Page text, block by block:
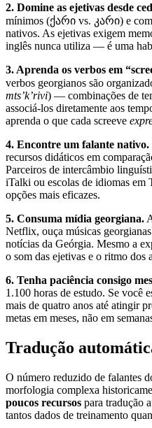
2. Domine as ejetivas desde
mínimos (ქარი vs. კარი) e
nativos. As ejetivas exigem
inglês nunca utiliza — é uma
3. Aprenda os verbos em
verbos georgianos são
mts’k’rivi) — combinações de
associá-los diretamente aos
aprenda o que cada screeve
4. Encontre um falante nativo.
recursos didáticos em
Parceiros de intercâmbio
iTalki ou escolas de idiomas em
opções mais eficazes.
5. Consuma mídia georgiana.
Netflix, ouça músicas
notícias da Geórgia. Mesmo a
o som das ejetivas e o ritmo dos
6. Tenha paciência consigo
1.100 horas de estudo. Se você
mais de quatro anos até atingir
metas em meses, não em
Tradução
O número reduzido de falantes
morfologia complexa
poucos recursos para tradução
tantos dados de treinamento